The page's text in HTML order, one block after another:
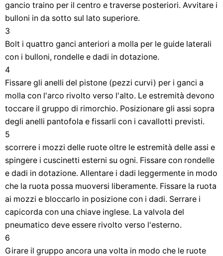
gancio traino per il centro e traverse posteriori. Avvitare i
bulloni in da sotto sul lato superiore.
3
Bolt i quattro ganci anteriori a molla per le guide laterali
con i bulloni, rondelle e dadi in dotazione.
4
Fissare gli anelli del pistone (pezzi curvi) per i ganci a
molla con l'arco rivolto verso l'alto. Le estremità devono
toccare il gruppo di rimorchio. Posizionare gli assi sopra
degli anelli pantofola e fissarli con i cavallotti previsti.
5
scorrere i mozzi delle ruote oltre le estremità delle assi e
spingere i cuscinetti esterni su ogni. Fissare con rondelle
e dadi in dotazione. Allentare i dadi leggermente in modo
che la ruota possa muoversi liberamente. Fissare la ruota
ai mozzi e bloccarlo in posizione con i dadi. Serrare i
capicorda con una chiave inglese. La valvola del
pneumatico deve essere rivolto verso l'esterno.
6
Girare il gruppo ancora una volta in modo che le ruote